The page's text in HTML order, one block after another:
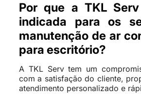
Por que a TKL
indicada para os
manutenção de ar
para escritório?
A TKL Serv tem um
com a satisfação do cliente,
atendimento personalizado e